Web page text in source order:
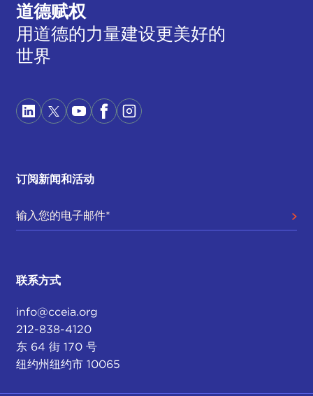
道德赋权
用道德的力量建设更美好的
世界
订阅新闻和活动
联系方式
info@cceia.org
212-838-4120
东 64 街 170 号
纽约州纽约市 10065